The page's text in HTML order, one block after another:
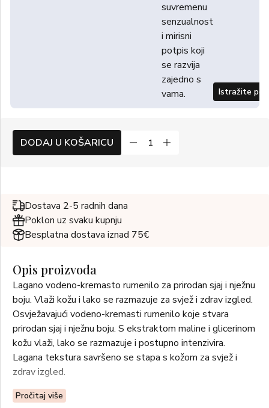
suvremenu
senzualnost
i mirisni
potpis koji
se razvija
zajedno s
vama.
Istražite
DODAJ U KOŠARICU
Dostava 2-5 radnih dana
Poklon uz svaku kupnju
Besplatna dostava iznad 75€
Opis proizvoda
Lagano vodeno-kremasto rumenilo za prirodan sjaj i nježnu
boju. Vlaži kožu i lako se razmazuje za svjež i zdrav izgled.
Osvježavajući vodeno-kremasti rumenilo koje stvara
prirodan sjaj i nježnu boju. S ekstraktom maline i glicerinom
kožu vlaži, lako se razmazuje i postupno intenzivira.
Lagana tekstura savršeno se stapa s kožom za svjež i
zdrav izgled.
Pročitaj više